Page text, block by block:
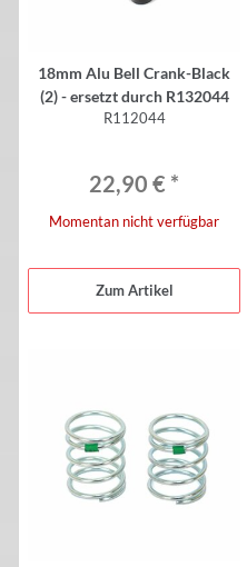
18mm Alu Bell Crank-Black
(2) - ersetzt durch R132044
R112044
22,90 € *
Momentan nicht verfügbar
Zum Artikel